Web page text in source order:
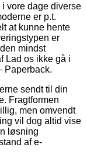
vore dage diverse
er p.t.
at kunne hente
er
mindst
Lad os ikke gå i
Paperback.
sendt til din
Fragtformen
men omvendt
vil dog altid vise
løsning
af e-